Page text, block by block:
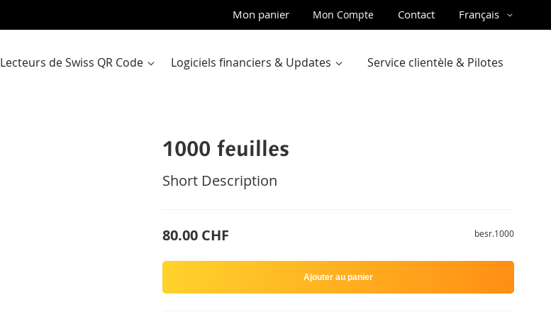
auMon panier Mon Compte Contact Langue
Français
Lecteurs de Swiss QR Code Logiciels financiers & Updates Service clientèle & Pilotes
1000 feuilles
Short Description
80.00 CHF besr.1000
Ajouter au panier